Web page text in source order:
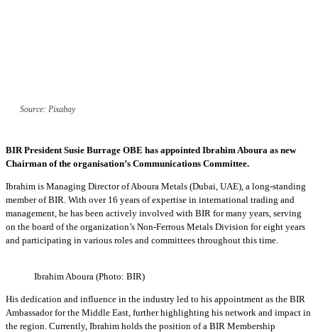
Source: Pixabay
BIR President Susie Burrage OBE has appointed Ibrahim Aboura as new
Chairman of the organisation’s Communications Committee.
Ibrahim is Managing Director of Aboura Metals (Dubai, UAE), a long-standing
member of BIR. With over 16 years of expertise in international trading and
management, he has been actively involved with BIR for many years, serving
on the board of the organization’s Non-Ferrous Metals Division for eight years
and participating in various roles and committees throughout this time.
Ibrahim Aboura (Photo: BIR)
His dedication and influence in the industry led to his appointment as the BIR
Ambassador for the Middle East, further highlighting his network and impact in
the region. Currently, Ibrahim holds the position of a BIR Membership